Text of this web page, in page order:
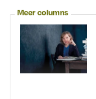
Meer columns